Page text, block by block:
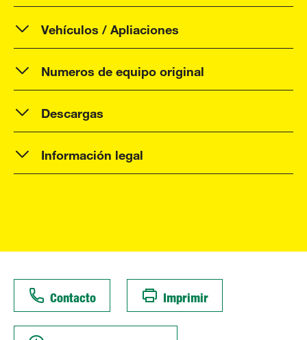
Vehículos / Apliaciones
Numeros de equipo original
Descargas
Información legal
Contacto Imprimir